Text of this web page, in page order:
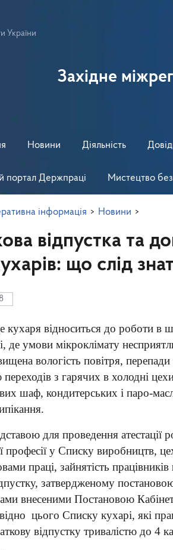
України
Західне
Новини Діяльність
портал Держпраці Мистецтво
інформація > Новини >
відпустка та
що слід
кухаря відноситься до роботи в
де умови мікроклімату
вологість повітря, перепади
переходів з гарячих в холодні
шаф, кондитерських і паро-
для проведення атестації
професії у Списку виробництв,
праці, зайнятість
затвердженому
внесеними Постановою
цього Списку кухарі, які
відпустку тривалістю до 4